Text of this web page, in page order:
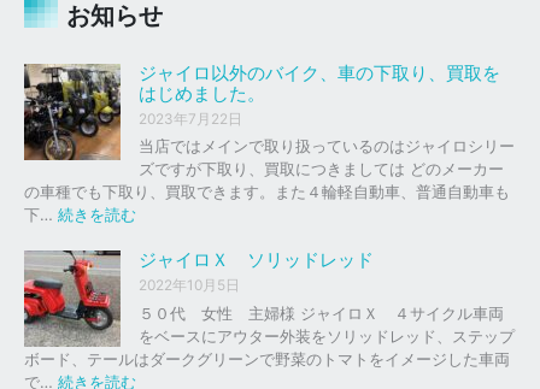
お知らせ
ジャイロ以外のバイク、車の下取り、買取を
はじめました。
2023年7月22日
当店ではメインで取り扱っているのはジャイロシリー
ズですが下取り、買取につきましては どのメーカー
の車種でも下取り、買取できます。また４輪軽自動車、普通自動車も
下… 続きを読む
ャ
イ
ロ
以
外
の
ジャイロＸ ソリッドレッド
2022年10月5日
５０代 女性 主婦様 ジャイロＸ ４サイクル車両
をベースにアウター外装をソリッドレッド、ステップ
ボード、テールはダークグリーンで野菜のトマトをイメージした車両
で… 続きを読む